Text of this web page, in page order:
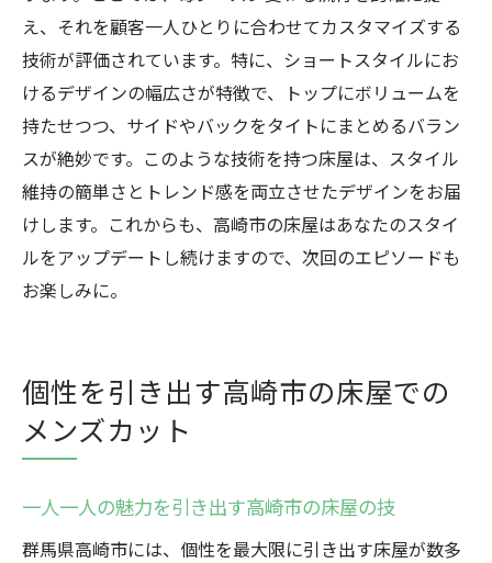
え、それを顧客一人ひとりに合わせてカスタマイズする
技術が評価されています。特に、ショートスタイルにお
けるデザインの幅広さが特徴で、トップにボリュームを
持たせつつ、サイドやバックをタイトにまとめるバラン
スが絶妙です。このような技術を持つ床屋は、スタイル
維持の簡単さとトレンド感を両立させたデザインをお届
けします。これからも、高崎市の床屋はあなたのスタイ
ルをアップデートし続けますので、次回のエピソードも
お楽しみに。
個性を引き出す高崎市の床屋での
メンズカット
一人一人の魅力を引き出す高崎市の床屋の技
群馬県高崎市には、個性を最大限に引き出す床屋が数多